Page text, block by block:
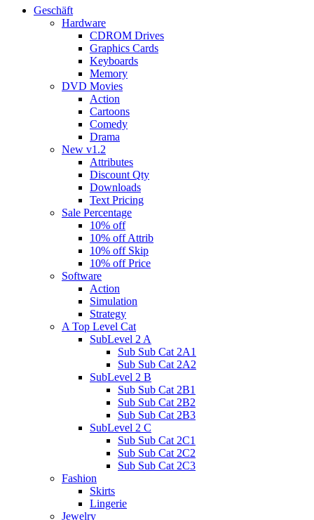
Geschäft
Hardware
CDROM Drives
Graphics Cards
Keyboards
Memory
DVD Movies
Action
Cartoons
Comedy
Drama
New v1.2
Attributes
Discount Qty
Downloads
Text Pricing
Sale Percentage
10% off
10% off Attrib
10% off Skip
10% off Price
Software
Action
Simulation
Strategy
A Top Level Cat
SubLevel 2 A
Sub Sub Cat 2A1
Sub Sub Cat 2A2
SubLevel 2 B
Sub Sub Cat 2B1
Sub Sub Cat 2B2
Sub Sub Cat 2B3
SubLevel 2 C
Sub Sub Cat 2C1
Sub Sub Cat 2C2
Sub Sub Cat 2C3
Fashion
Skirts
Lingerie
Jewelry